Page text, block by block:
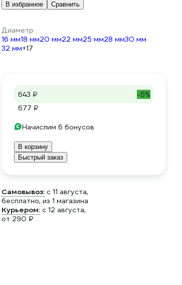
В избранное Сравнить
Диаметр
16 мм18 мм20 мм22 мм25 мм28 мм30 мм
32 мм+17
643 ₽
-5%
677 ₽
Начислим 6 бонусов
В корзину
Быстрый заказ
Самовывоз: c 11 августа,
бесплатно, из 1 магазина
Курьером: c 12 августа,
от 290 ₽